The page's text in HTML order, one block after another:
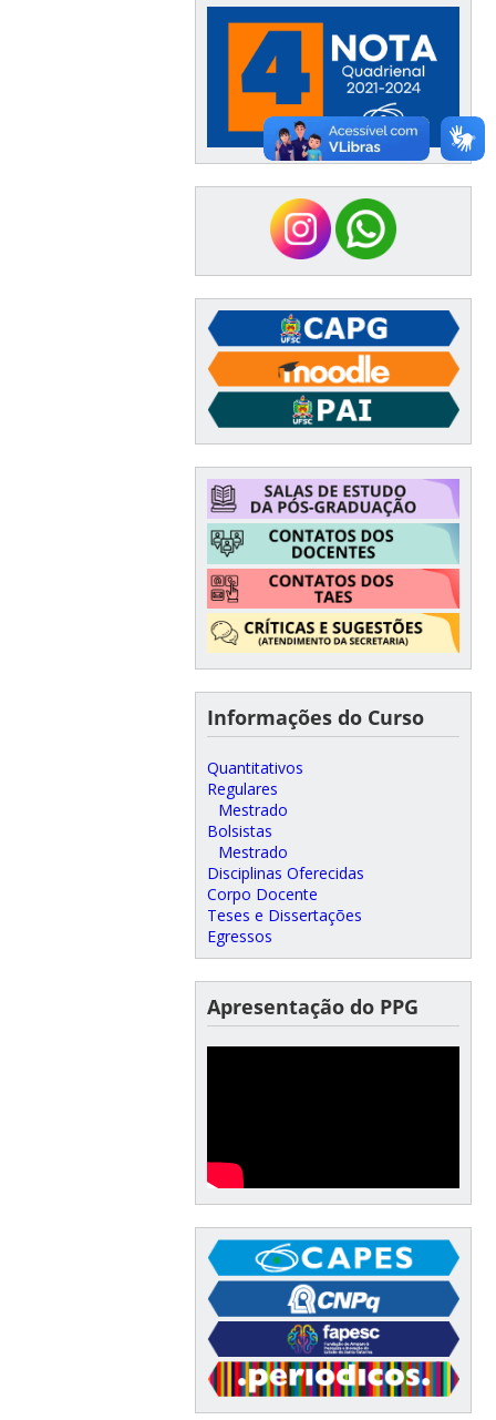
Informações do Curso
Quantitativos
Regulares
Mestrado
Bolsistas
Mestrado
Disciplinas Oferecidas
Corpo Docente
Teses e Dissertações
Egressos
Apresentação do PPG